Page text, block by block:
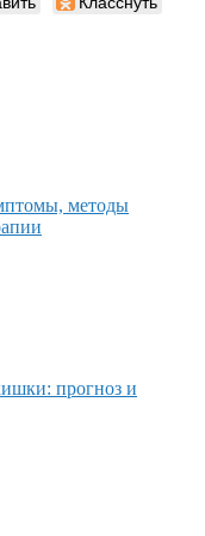
методы
прогноз и